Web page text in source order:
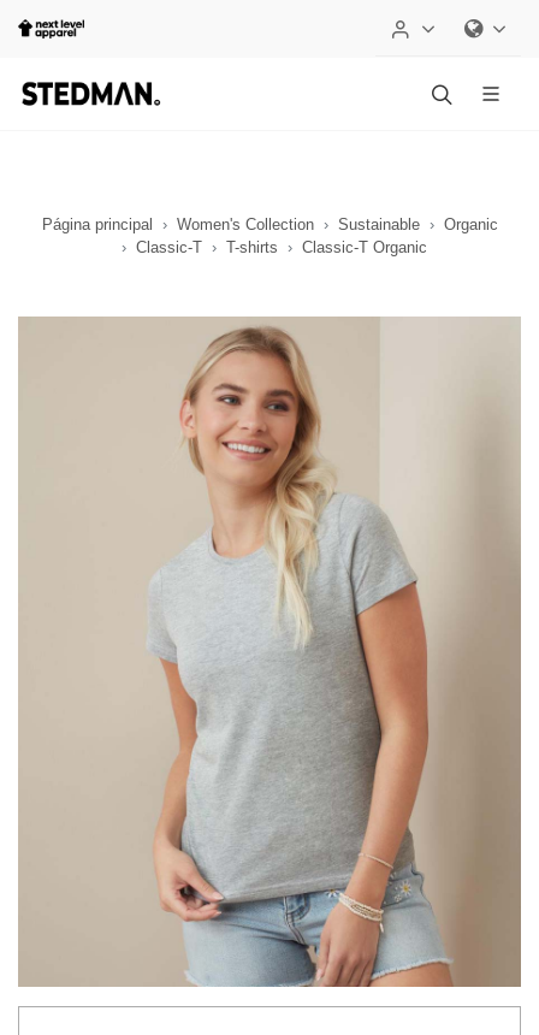
Página principal Women's Collection Sustainable
Organic
Classic-T
T-shirts Classic-T Organic